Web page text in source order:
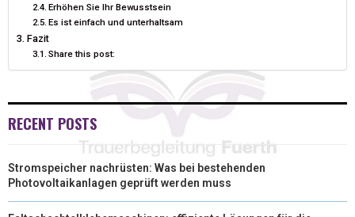
R
Erhöhen Sie Ihr Bewusstsein
Es ist einfach und unterhaltsam
Fazit
Share this post:
RECENT POSTS
Stromspeicher nachrüsten: Was bei bestehenden
Photovoltaikanlagen geprüft werden muss